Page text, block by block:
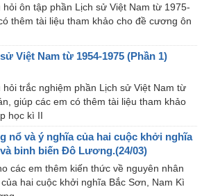
hỏi ôn tập phần Lịch sử Việt Nam từ 1975-
thêm tài liệu tham khảo cho đề cương ôn
Việt Nam từ 1954-1975 (Phần 1)
hỏi trắc nghiệm phần Lịch sử Việt Nam từ
giúp các em có thêm tài liệu tham khảo
học kì II
nổ và ý nghĩa của hai cuộc khởi nghĩa
binh biến Đô Lương.(24/03)
các em thêm kiến thức về nguyên nhân
hai cuộc khởi nghĩa Bắc Sơn, Nam Kì